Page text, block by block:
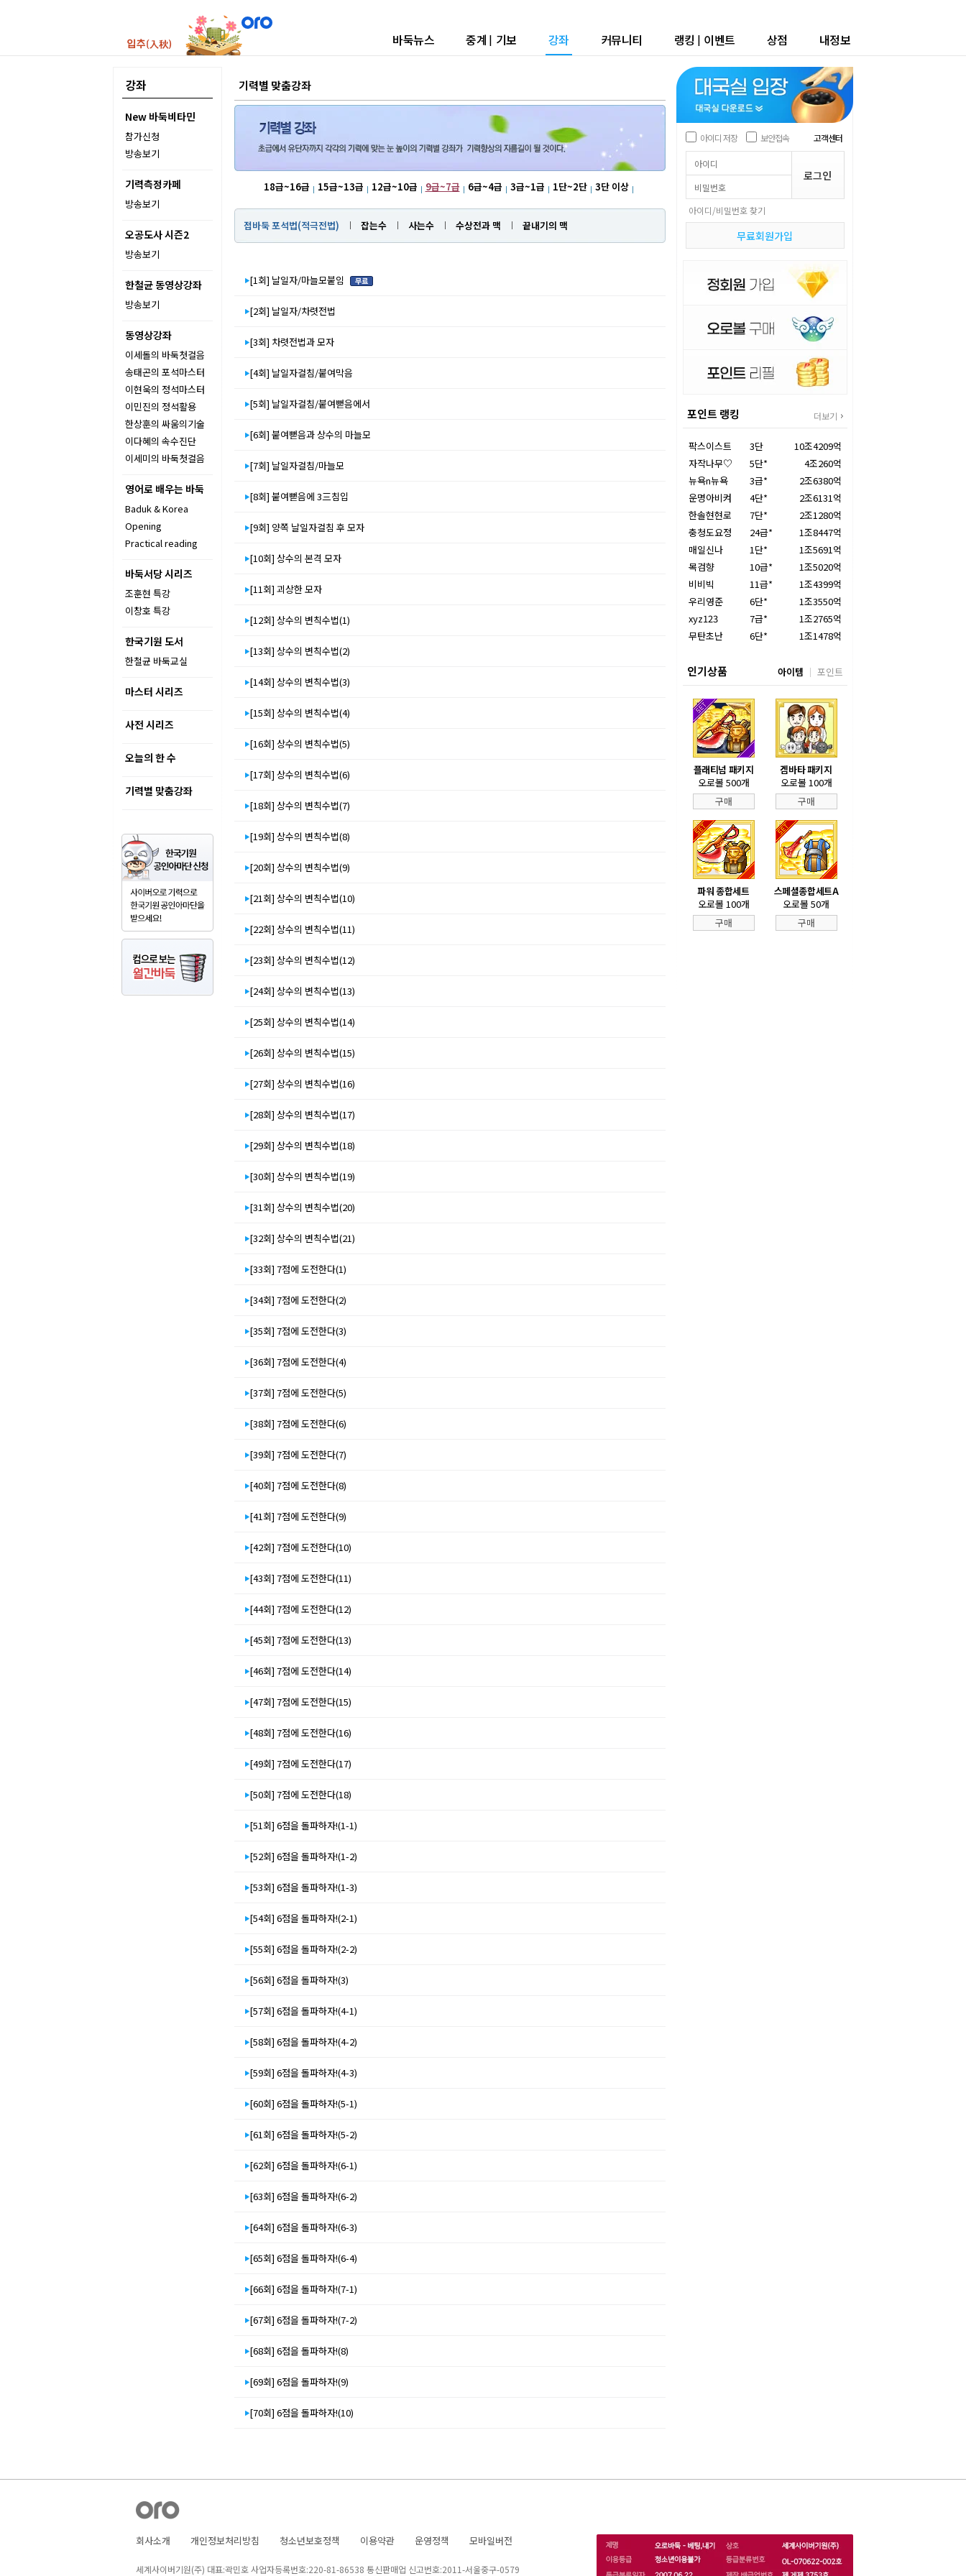
바둑뉴스 중계 | 기보 강좌 커뮤니티 랭킹 | 이벤트 상점 내정보
강좌
New 바둑비타민
참가신청
방송보기
기력측정카페
방송보기
오공도사 시즌2
방송보기
한철균 동영상강좌
방송보기
동영상강좌
이세돌의 바둑첫걸음
송태곤의 포석마스터
이현욱의 정석마스터
이민진의 정석활용
한상훈의 싸움의기술
이다혜의 속수진단
이세미의 바둑첫걸음
영어로 배우는 바둑
Baduk & Korea
Opening
Practical reading
바둑서당 시리즈
조훈현 특강
이창호 특강
한국기원 도서
한철균 바둑교실
마스터 시리즈
사전 시리즈
오늘의 한 수
기력별 맞춤강좌
기력별 맞춤강좌
18급~16급 15급~13급 12급~10급 9급~7급 6급~4급 3급~1급 1단~2단 3단 이상
접바둑 포석법(적극전법) 잡는수 사는수 수상전과 맥 끝내기의 맥
[1회] 날일자/마늘모붙임
[2회] 날일자/차렷전법
[3회] 차렷전법과 모자
[4회] 날일자걸침/붙여막음
[5회] 날일자걸침/붙여뻗음에서
[6회] 붙여뻗음과 상수의 마늘모
[7회] 날일자걸침/마늘모
[8회] 붙여뻗음에 3三침입
[9회] 양쪽 날일자걸침 후 모자
[10회] 상수의 본격 모자
[11회] 괴상한 모자
[12회] 상수의 변칙수법(1)
[13회] 상수의 변칙수법(2)
[14회] 상수의 변칙수법(3)
[15회] 상수의 변칙수법(4)
[16회] 상수의 변칙수법(5)
[17회] 상수의 변칙수법(6)
[18회] 상수의 변칙수법(7)
[19회] 상수의 변칙수법(8)
[20회] 상수의 변칙수법(9)
[21회] 상수의 변칙수법(10)
[22회] 상수의 변칙수법(11)
[23회] 상수의 변칙수법(12)
[24회] 상수의 변칙수법(13)
[25회] 상수의 변칙수법(14)
[26회] 상수의 변칙수법(15)
[27회] 상수의 변칙수법(16)
[28회] 상수의 변칙수법(17)
[29회] 상수의 변칙수법(18)
[30회] 상수의 변칙수법(19)
[31회] 상수의 변칙수법(20)
[32회] 상수의 변칙수법(21)
[33회] 7점에 도전한다(1)
[34회] 7점에 도전한다(2)
[35회] 7점에 도전한다(3)
[36회] 7점에 도전한다(4)
[37회] 7점에 도전한다(5)
[38회] 7점에 도전한다(6)
[39회] 7점에 도전한다(7)
[40회] 7점에 도전한다(8)
[41회] 7점에 도전한다(9)
[42회] 7점에 도전한다(10)
[43회] 7점에 도전한다(11)
[44회] 7점에 도전한다(12)
[45회] 7점에 도전한다(13)
[46회] 7점에 도전한다(14)
[47회] 7점에 도전한다(15)
[48회] 7점에 도전한다(16)
[49회] 7점에 도전한다(17)
[50회] 7점에 도전한다(18)
[51회] 6점을 돌파하자!(1-1)
[52회] 6점을 돌파하자!(1-2)
[53회] 6점을 돌파하자!(1-3)
[54회] 6점을 돌파하자!(2-1)
[55회] 6점을 돌파하자!(2-2)
[56회] 6점을 돌파하자!(3)
[57회] 6점을 돌파하자!(4-1)
[58회] 6점을 돌파하자!(4-2)
[59회] 6점을 돌파하자!(4-3)
[60회] 6점을 돌파하자!(5-1)
[61회] 6점을 돌파하자!(5-2)
[62회] 6점을 돌파하자!(6-1)
[63회] 6점을 돌파하자!(6-2)
[64회] 6점을 돌파하자!(6-3)
[65회] 6점을 돌파하자!(6-4)
[66회] 6점을 돌파하자!(7-1)
[67회] 6점을 돌파하자!(7-2)
[68회] 6점을 돌파하자!(8)
[69회] 6점을 돌파하자!(9)
[70회] 6점을 돌파하자!(10)
아이디 저장 보안접속 고객센터
아이디/비밀번호 찾기
무료회원가입
포인트 랭킹 더보기
팍스이스트 3단
10조4209억
자작나무♡
5단*
4조260억
뉴욕n뉴욕
3급*
2조6380억
운명아비켜
4단*
2조6131억
한솔현현로
7단*
2조1280억
충청도요정
24급*
1조8447억
매일신나
1단*
1조5691억
목검향
10급*
1조5020억
비비빅
11급*
1조4399억
우리영준
6단*
1조3550억
xyz123
7급*
1조2765억
무탄초난
6단* 1조1478억
인기상품 아이템 포인트
플래티넘 패키지
오로볼 500개
구매
겜바타 패키지
오로볼 100개
구매
파워 종합세트
오로볼 100개
구매
스페셜종합세트A
오로볼 50개
구매
회사소개 개인정보처리방침 청소년보호정책 이용약관 운영정책 모바일버전
세계사이버기원(주) 대표:곽민호 사업자등록번호:220-81-86538 통신판매업 신고번호:2011-서울중구-0579